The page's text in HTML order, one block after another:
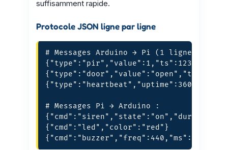
suffisamment rapide.
Protocole JSON ligne par ligne
# Messages Arduino → Pi (1 ligne JSON
{"type":"pir","value":1,"ts":12345}
{"type":"heartbeat","uptime":3600}
# Messages Pi → Arduino :
{"cmd":"led","color":"red"}
{"cmd":"buzzer","freq":440,"ms":200}